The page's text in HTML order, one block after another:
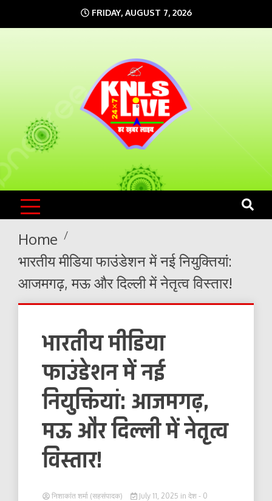
to
FRIDAY, AUGUST 7, 2026
KNLS LIVE
India`s No.1 News Portal
Home
भारतीय मीडिया फाउंडेशन में नई नियुक्तियां:
आजमगढ़, मऊ और दिल्ली में नेतृत्व विस्तार!
भारतीय मीडिया
फाउंडेशन में नई
नियुक्तियां: आजमगढ़,
मऊ और दिल्ली में नेतृत्व
विस्तार!
निशाकांत शर्मा (सहसंपादक) July 11, 2025 in देश - 0